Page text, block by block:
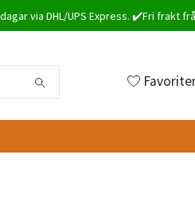
via DHL/UPS Express. ✔️Fri frakt